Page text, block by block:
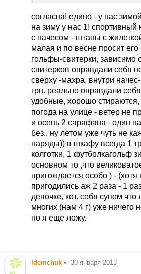
2. Если хотите по
должно хватить. Зимой -
плотные, а тонкие "Легка
уже беру поплотнее. 4.
зиму, 1 тонкая с длинным
спят в маечках и трусиках.
5. Чешки для музычного.
7. Футболочки бельевые
Написала вам
как вижу, что у многих
согласна! едино - у нас
на зиму у нас 1!
с начесом - штаны с
малая и по весне просит его
гольфы-свитерки, зависимо
свитерков оправдали себя
сверху -махра, внутри
грн. реально оправдали
удобные, хорошо стираются,
погода на улице - ветер не
и осень 2 сарафана - один
без.. ну летом уже чуть не
наряды)) в шкафу всегда 1
колготки, 1 футболкагольф
основном то ,что
пригождается особо ) - (хотя
пригодились аж 2 раза - 1
девочке, кот. себя супом что
многих (нам 4 г) уже ничего
но я еще ложу.
ldemchuk • 30 января 2013